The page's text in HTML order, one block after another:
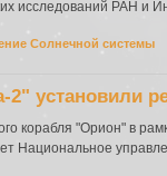
исследований РАН и
Солнечной системы
установили
корабля "Орион" в
Национальное